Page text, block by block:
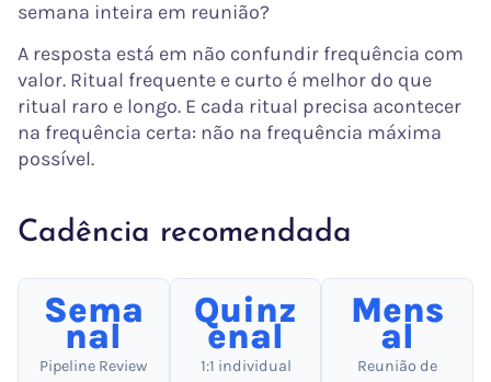
semana inteira em reunião?
A resposta está em não confundir frequência com
valor. Ritual frequente e curto é melhor do que
ritual raro e longo. E cada ritual precisa acontecer
na frequência certa: não na frequência máxima
possível.
Cadência recomendada
Sema
nal
Pipeline Review
Quinz
enal
1:1 individual
Mens
al
Reunião de